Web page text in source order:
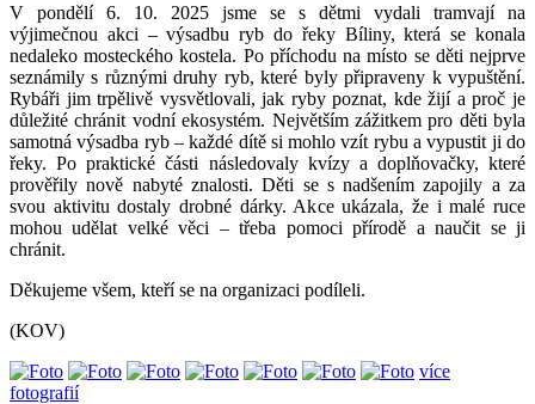
V pondělí 6. 10. 2025 jsme se s dětmi vydali tramvají na
výjimečnou akci – výsadbu ryb do řeky Bíliny, která se konala
nedaleko mosteckého kostela. Po příchodu na místo se děti nejprve
seznámily s různými druhy ryb, které byly připraveny k vypuštění.
Rybáři jim trpělivě vysvětlovali, jak ryby poznat, kde žijí a proč je
důležité chránit vodní ekosystém. Největším zážitkem pro děti byla
samotná výsadba ryb – každé dítě si mohlo vzít rybu a vypustit ji do
řeky. Po praktické části následovaly kvízy a doplňovačky, které
prověřily nově nabyté znalosti. Děti se s nadšením zapojily a za
svou aktivitu dostaly drobné dárky. Akce ukázala, že i malé ruce
mohou udělat velké věci – třeba pomoci přírodě a naučit se ji
chránit.
Děkujeme všem, kteří se na organizaci podíleli.
(KOV)
více
fotografií